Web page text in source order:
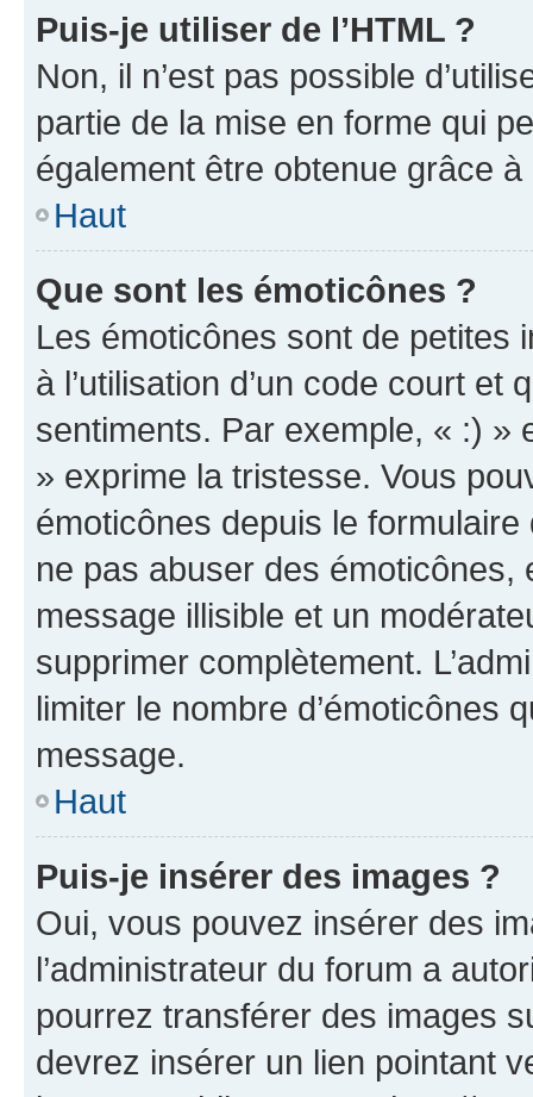
Puis-je utiliser de l’HTML ?
Non, il n’est pas possible
partie de la mise en forme qui
également être obtenue grâce à
Haut
Que sont les émoticônes ?
Les émoticônes sont de petites
à l’utilisation d’un code court et
sentiments. Par exemple, « :) »
» exprime la tristesse. Vous
émoticônes depuis le
ne pas abuser des
message illisible et un
supprimer complètement.
limiter le nombre d’émoticônes
message.
Haut
Puis-je insérer des images ?
Oui, vous pouvez insérer des
l’administrateur du forum a
pourrez transférer des images
devrez insérer un lien pointant